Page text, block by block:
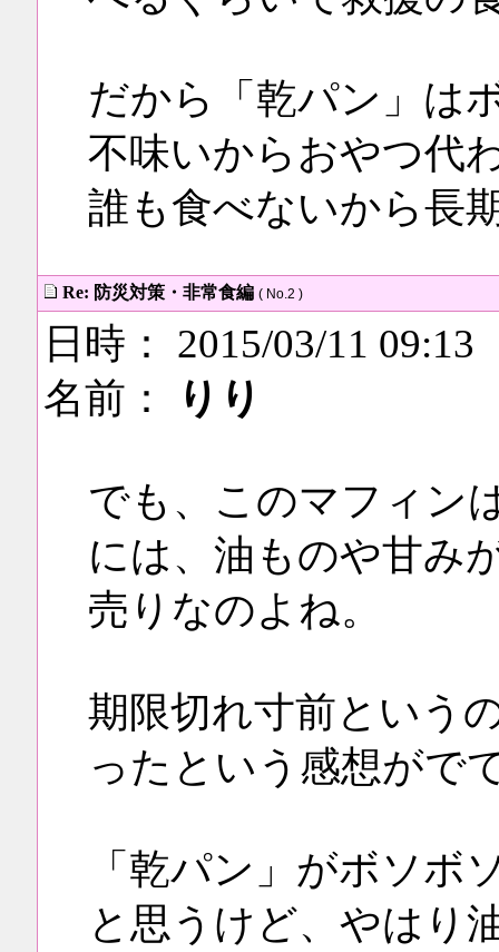
だから「乾パン」は
不味いからおやつ代
誰も食べないから長
Re: 防災対策・非常食編 ( No.2 )
日時： 2015/03/11 09:13
名前：
りり
でも、このマフィン
には、油ものや甘み
売りなのよね。
期限切れ寸前という
ったという感想がで
「乾パン」がボソボ
と思うけど、やはり